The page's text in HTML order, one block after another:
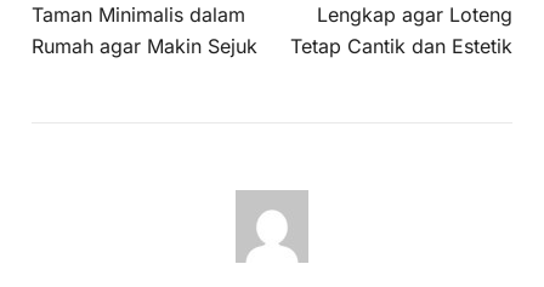
Taman Minimalis dalam
Rumah agar Makin Sejuk
Lengkap agar Loteng
Tetap Cantik dan Estetik